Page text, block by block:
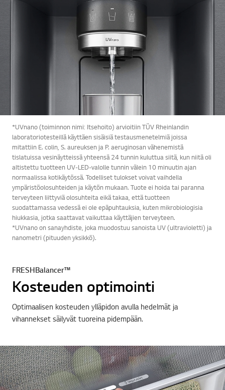
*UVnano (toiminnon nimi: Itsehoito) arvioitiin TÜV Rheinlandin
laboratoriotesteillä käyttäen sisäisiä testausmenetelmiä joissa
mitattiin E. colin, S. aureuksen ja P. aeruginosan vähenemistä
tislatuissa vesinäytteissä yhteensä 24 tunnin kuluttua siitä, kun niitä oli
altistettu tuotteen UV-LED-valolle tunnin välein 10 minuutin ajan
normaalissa kotikäytössä. Todelliset tulokset voivat vaihdella
ympäristöolosuhteiden ja käytön mukaan. Tuote ei hoida tai paranna
terveyteen liittyviä olosuhteita eikä takaa, että tuotteen
suodattamassa vedessä ei ole epäpuhtauksia, kuten mikrobiologisia
hiukkasia, jotka saattavat vaikuttaa käyttäjien terveyteen.
*UVnano on sanayhdiste, joka muodostuu sanoista UV (ultravioletti) ja
nanometri (pituuden yksikkö).
FRESHBalancer™
Kosteuden optimointi
Optimaalisen kosteuden ylläpidon avulla hedelmät ja
vihannekset säilyvät tuoreina pidempään.